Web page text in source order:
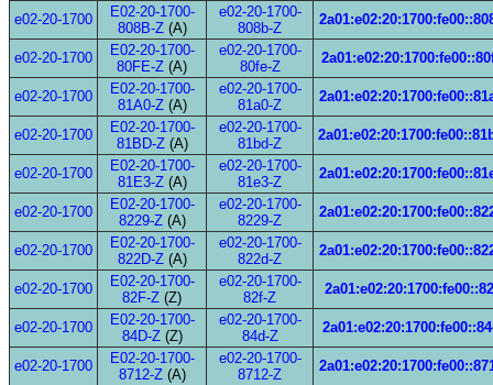
e02-20-1700
E02-20-1700-
808B-Z(A)
e02-20-1700-
808b-Z
e02-20-1700
E02-20-1700-
80FE-Z (A)
e02-20-1700-
80fe-Z
e02-20-1700
E02-20-1700-
81A0-Z(A)
e02-20-1700-
81a0-Z
e02-20-1700
E02-20-1700-
81BD-Z(A)
e02-20-1700-
81bd-Z
e02-20-1700
E02-20-1700-
81E3-Z(A)
e02-20-1700-
81e3-Z
e02-20-1700
E02-20-1700-
8229-Z(A)
e02-20-1700-
8229-Z
e02-20-1700
E02-20-1700-
822D-Z(A)
e02-20-1700-
822d-Z
e02-20-1700
E02-20-1700-
82F-Z (Z)
e02-20-1700-
82f-Z
e02-20-1700
E02-20-1700-
84D-Z(Z)
e02-20-1700-
84d-Z
e02-20-1700
E02-20-1700-
8712-Z(A)
e02-20-1700-
8712-Z